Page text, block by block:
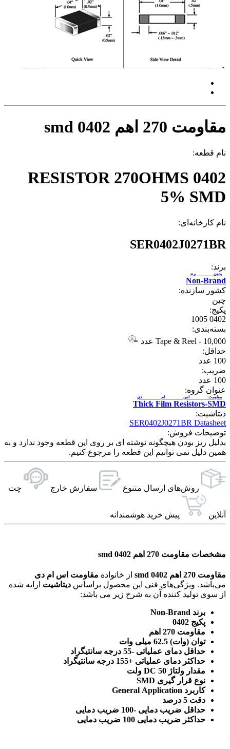
مقاومت 270 اهم 0402 smd
نام قطعه:
RESISTOR 270OHMS 0402
5% SMD
نام کارخانه‌ای:
SER0402J0271BR
برند:
Non-Brand
بدون برند
کشور سازنده:
چین
پکیج:
0402 1005
بسته‌بندی:
Tape & Reel - 10,000 عدد
حداقل:
100 عدد
ضریب:
100 عدد
عنوان گروه:
Thick Film Resistors-SMD
مقاومت اس ام دی
دیتاشیت:
SER0402J0271BR Datasheet
توضیحات فروش:
بدلیل ریز بودن هیچگونه نوشته ای بر روی این قطعه وجود ندارد و به
همین دلیل نمی توانیم این قطعه را مرجوع کنیم.
روش‌های ارسال‌ متنوع سفارش خارج چت
آنلاین پیش خرید هوشمندانه
مشخصات مقاومت 270 اهم 0402 smd
مقاومت 270 اهم 0402 smd از خانواده مقاومت اس ام دی
می‌باشد. ویژگی‌های فنی این محصول براساس دیتاشیت ارایه شده
از سوی تولید کننده آن به شرح زیر می باشد:
برند Non-Brand
پکیج 0402
مقاومت 270 اهم
توان (وات) 62.5 میلی وات
حداقل دمای عملیاتی -55 درجه سانتیگراد
حداکثر دمای عملیاتی +155 درجه سانتیگراد
مقدار ولتاژ DC 50 ولت
نوع قرار گیری SMD
کاربرد General Application
دقت 5 درصد
حداقل ضریب دمایی -100 ضریب دمایی
حداکثر ضریب دمایی 100 ضریب دمایی